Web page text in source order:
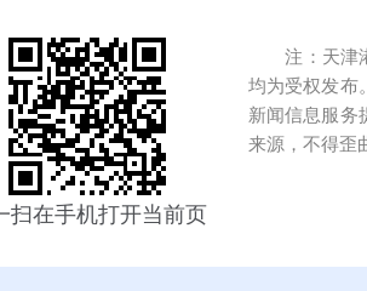
扫在手机打开当前页
注：天津
均为受权发布
新闻信息服务
来源，不得歪